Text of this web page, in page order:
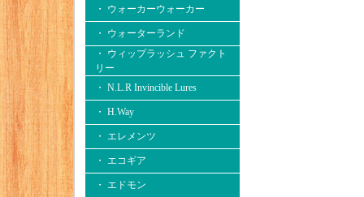
・ ウォーカーウォーカー
・ ウォーターランド
・ ウィップラッシュ ファクト
リー
・ N.L.R Invincible Lures
・ H.Way
・ エレメンツ
・ エコギア
・ エドモン